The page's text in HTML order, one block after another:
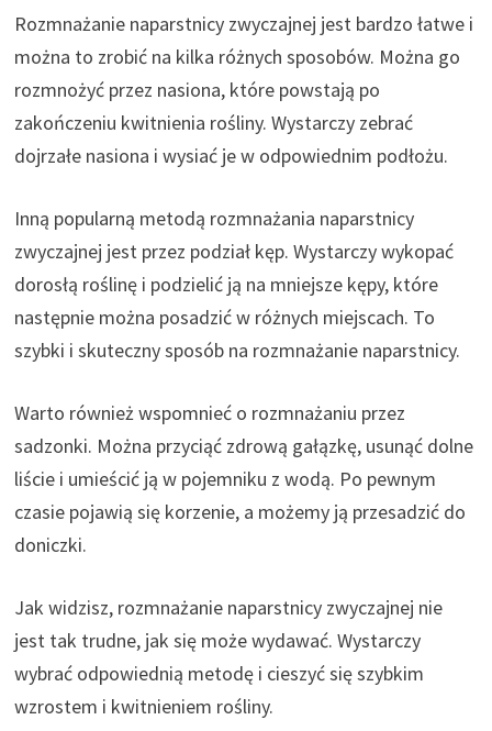
Rozmnażanie naparstnicy zwyczajnej jest bardzo łatwe i
można to zrobić na kilka różnych sposobów. Można go
rozmnożyć przez nasiona, które powstają po
zakończeniu kwitnienia rośliny. Wystarczy zebrać
dojrzałe nasiona i wysiać je w odpowiednim podłożu.
Inną popularną metodą rozmnażania naparstnicy
zwyczajnej jest przez podział kęp. Wystarczy wykopać
dorosłą roślinę i podzielić ją na mniejsze kępy, które
następnie można posadzić w różnych miejscach. To
szybki i skuteczny sposób na rozmnażanie naparstnicy.
Warto również wspomnieć o rozmnażaniu przez
sadzonki. Można przyciąć zdrową gałązkę, usunąć dolne
liście i umieścić ją w pojemniku z wodą. Po pewnym
czasie pojawią się korzenie, a możemy ją przesadzić do
doniczki.
Jak widzisz, rozmnażanie naparstnicy zwyczajnej nie
jest tak trudne, jak się może wydawać. Wystarczy
wybrać odpowiednią metodę i cieszyć się szybkim
wzrostem i kwitnieniem rośliny.